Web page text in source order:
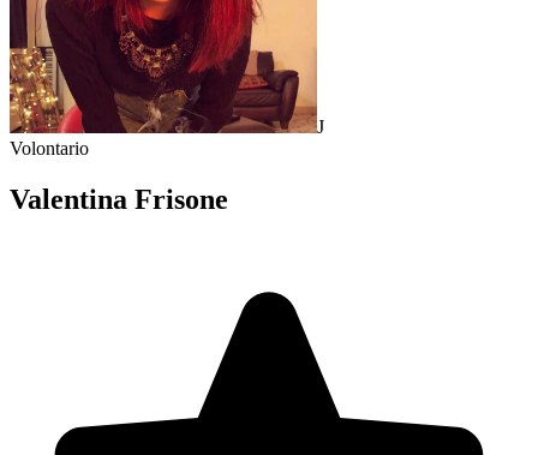
J
Volontario
Valentina Frisone